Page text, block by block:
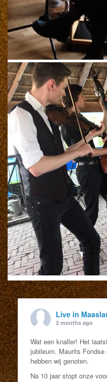
Live in
2 months ago
Wat een knaller! Het
jubileum. Maurits
hebben wij genoten.
Na 10 jaar stopt onze